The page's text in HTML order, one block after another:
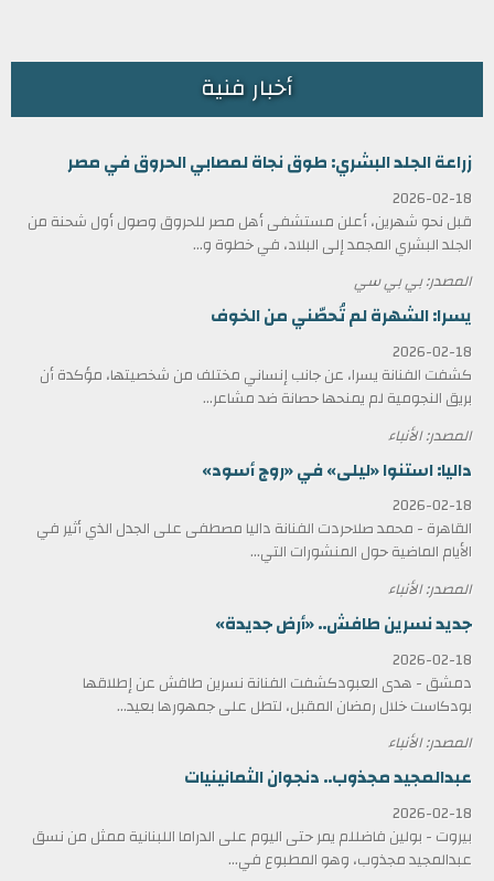
أخبار فنية
زراعة الجلد البشري: طوق نجاة لمصابي الحروق في مصر
2026-02-18
قبل نحو شهرين، أعلن مستشفى أهل مصر للحروق وصول أول شحنة من
الجلد البشري المجمد إلى البلاد، في خطوة و...
المصدر: بي بي سي
يسرا: الشهرة لم تُحصّني من الخوف
2026-02-18
كشفت الفنانة يسرا، عن جانب إنساني مختلف من شخصيتها، مؤكدة أن
بريق النجومية لم يمنحها حصانة ضد مشاعر...
المصدر: الأنباء
داليا: استنوا «ليلى» في «روج أسود»
2026-02-18
القاهرة - محمد صلاحردت الفنانة داليا مصطفى على الجدل الذي أثير في
الأيام الماضية حول المنشورات التي...
المصدر: الأنباء
جديد نسرين طافش.. «أرض جديدة»
2026-02-18
دمشق - هدى العبودكشفت الفنانة نسرين طافش عن إطلاقها
بودكاست خلال رمضان المقبل، لتطل على جمهورها بعيد...
المصدر: الأنباء
عبدالمجيد مجذوب.. دنجوان الثمانينيات
2026-02-18
بيروت - بولين فاضللم يمر حتى اليوم على الدراما اللبنانية ممثل من نسق
عبدالمجيد مجذوب، وهو المطبوع في...